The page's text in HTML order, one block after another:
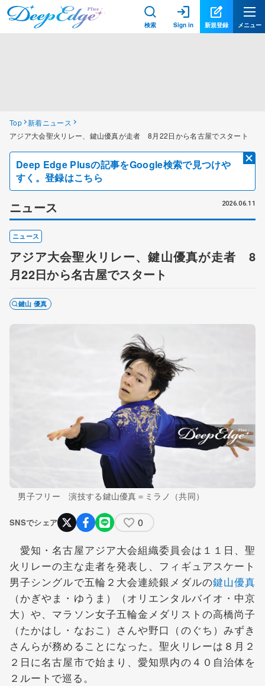
検索 Sign in 新規登録 メニュー
Top 新着ニュース
アジア大会聖火リレー、鍵山優真が走者 8月22日から名古屋でスタート
Deep Edge Plusの記事をGoogle検索で見つけや
すく。登録はこちら
ニュース 2026.06.11
ニュース
アジア大会聖火リレー、鍵山優真が走者 8
月22日から名古屋でスタート
鍵山 優真
男子フリー 演技する鍵山優真＝ミラノ（共同）
SNSでシェア 0
愛知・名古屋アジア大会組織委員会は１１日、聖
火リレーの主な走者を発表し、フィギュアスケート
男子シングルで五輪２大会連続銀メダルの鍵山優真
（かぎやま・ゆうま）（オリエンタルバイオ・中京
大）や、マラソン女子五輪金メダリストの高橋尚子
（たかはし・なおこ）さんや野口（のぐち）みずき
さんらが務めることになった。聖火リレーは８月２
２日に名古屋市で始まり、愛知県内の４０自治体を
２ルートで巡る。